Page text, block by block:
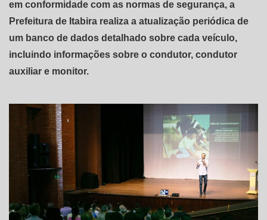
em conformidade com as normas de segurança, a
Prefeitura de Itabira realiza a atualização periódica de
um banco de dados detalhado sobre cada veículo,
incluindo informações sobre o condutor, condutor
auxiliar e monitor.